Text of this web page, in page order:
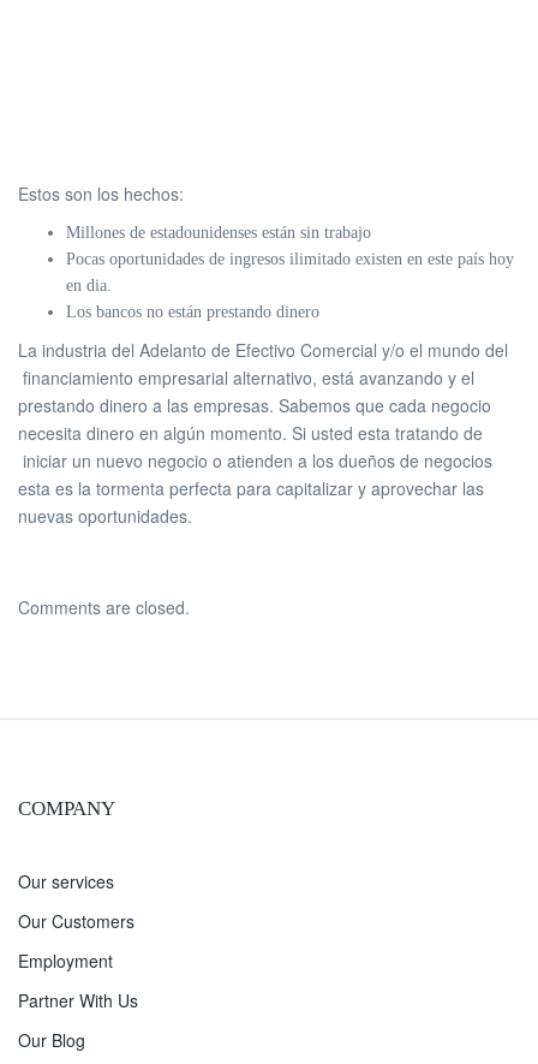
Estos son los hechos:
Millones de estadounidenses están sin trabajo
Pocas oportunidades de ingresos ilimitado existen en este país hoy
en dia.
Los bancos no están prestando dinero
La industria del Adelanto de Efectivo Comercial y/o el mundo del
financiamiento empresarial alternativo, está avanzando y el
prestando dinero a las empresas. Sabemos que cada negocio
necesita dinero en algún momento. Si usted esta tratando de
iniciar un nuevo negocio o atienden a los dueños de negocios
esta es la tormenta perfecta para capitalizar y aprovechar las
nuevas oportunidades.
Comments are closed.
COMPANY
Our services
Our Customers
Employment
Partner With Us
Our Blog